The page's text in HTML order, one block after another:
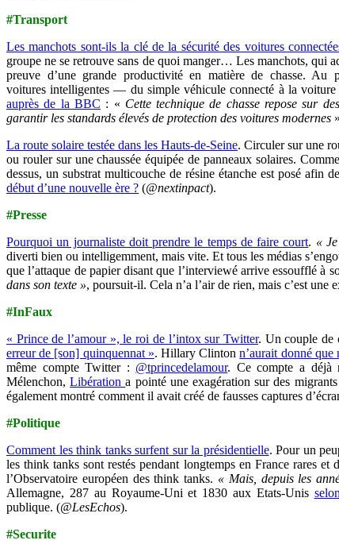
#Transport
Les manchots sont-ils la clé de la sécurité des voitures
groupe ne se retrouve sans de quoi manger… Les manchots, qui
preuve d’une grande productivité en matière de chasse. Au
voitures intelligentes — du simple véhicule connecté à la voiture
auprès de la BBC : « Cette technique de chasse repose sur
garantir les standards élevés de protection des voitures modernes
La route solaire testée dans les Hauts-de-Seine. Circuler sur une
ou rouler sur une chaussée équipée de panneaux solaires.
dessus, un substrat multicouche de résine étanche est posé afin
début d’une nouvelle ère ? (@nextinpact).
#Presse
Pourquoi un journaliste doit prendre le temps de faire court. «
diverti bien ou intelligemment, mais vite. Et tous les médias
que l’attaque de papier disant que l’interviewé arrive essoufflé à
dans son texte », poursuit-il. Cela n’a l’air de rien, mais c’est
#InFaux
« Prince de l’amour », le roi de l’intox sur Twitter. Un couple de
erreur de [son] quinquennat ». Hillary Clintonn’aurait donné
même compte Twitter : @tprincedelamour. Ce compte a déjà
Mélenchon,Libérationa pointé une exagération sur des
également montré comment il avait créé de fausses captures
#Politique
Comment les think tanks surfent sur la présidentielle. Pour un
les think tanks sont restés pendant longtemps en France rares et
l’Observatoire européen des think tanks. « Mais, depuis les
Allemagne, 287 au Royaume-Uni et 1830 aux Etats-Unis
publique. (@LesEchos).
#Securite